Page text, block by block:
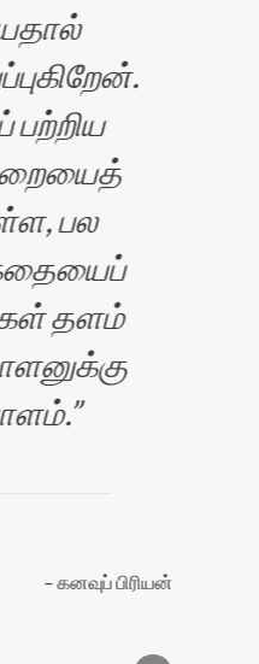
பற்றிய
பல
தளம்
கனவுப் பிரியன்